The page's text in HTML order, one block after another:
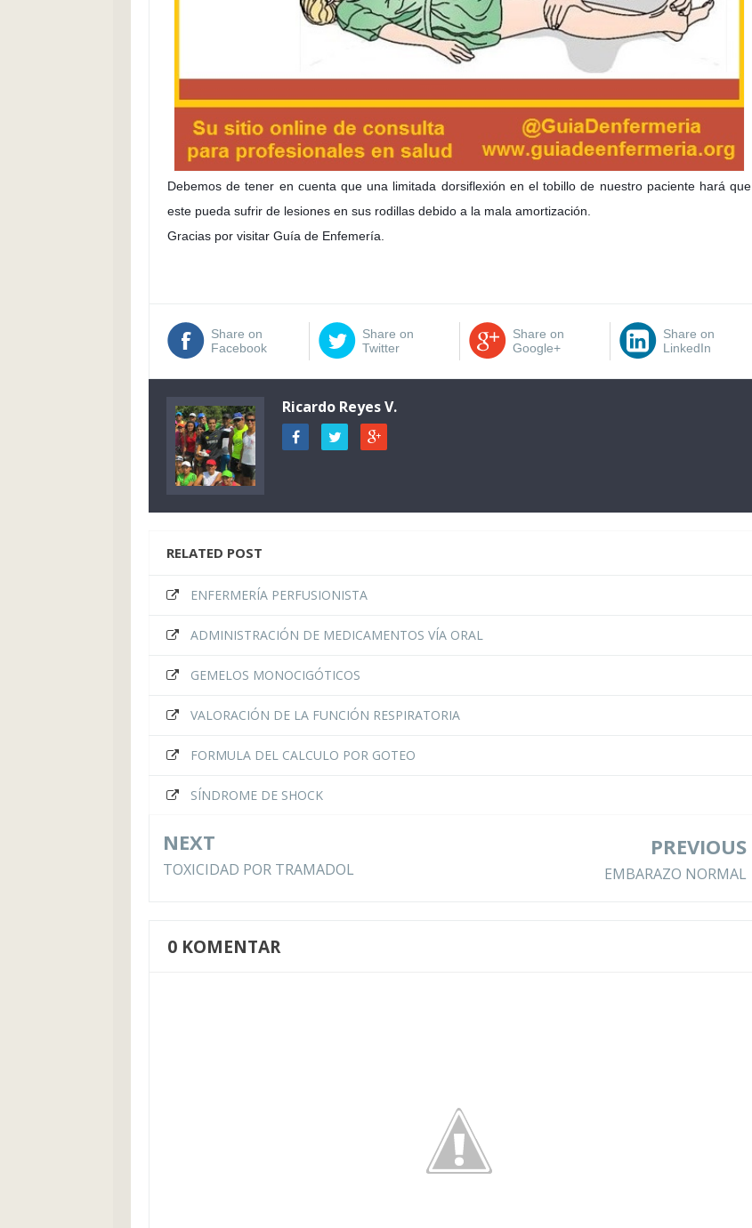
Debemos de tener en cuenta que una limitada dorsiflexión en el tobillo de nuestro paciente hará que
este pueda sufrir de lesiones en sus rodillas debido a la mala amortización.
Gracias por visitar Guía de Enfemería.
Share on
Facebook
Share on
Twitter
Share on
Google+
Share on
LinkedIn
Ricardo Reyes V.
RELATED POST
ENFERMERÍA PERFUSIONISTA
ADMINISTRACIÓN DE MEDICAMENTOS VÍA ORAL
GEMELOS MONOCIGÓTICOS
VALORACIÓN DE LA FUNCIÓN RESPIRATORIA
FORMULA DEL CALCULO POR GOTEO
SÍNDROME DE SHOCK
NEXT
TOXICIDAD POR TRAMADOL
PREVIOUS
EMBARAZO NORMAL
0 KOMENTAR